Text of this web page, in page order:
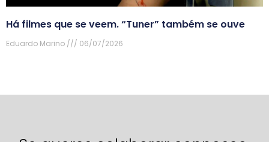
Há filmes que se veem. “Tuner” também se ouve
Eduardo Marino 06/07/2026